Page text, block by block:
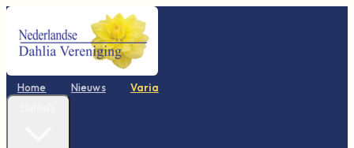
Home Nieuws Varia